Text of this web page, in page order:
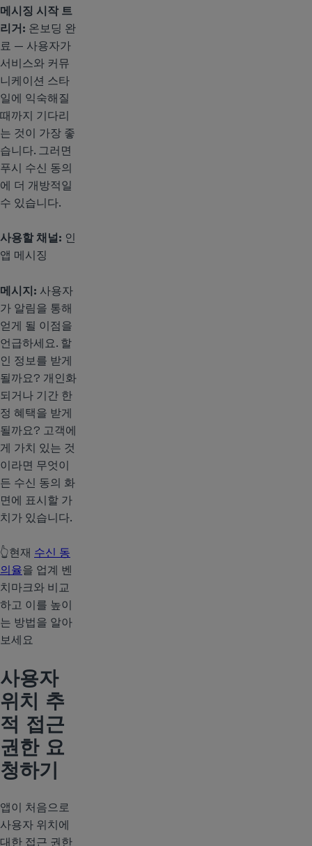
메시징 시작 트
리거: 온보딩 완
료 — 사용자가
서비스와 커뮤
니케이션 스타
일에 익숙해질
때까지 기다리
는 것이 가장 좋
습니다. 그러면
푸시 수신 동의
에 더 개방적일
수 있습니다.
사용할 채널: 인
앱 메시징
메시지: 사용자
가 알림을 통해
얻게 될 이점을
언급하세요. 할
인 정보를 받게
될까요? 개인화
되거나 기간 한
정 혜택을 받게
될까요? 고객에
게 가치 있는 것
이라면 무엇이
든 수신 동의 화
면에 표시할 가
치가 있습니다.
👆현재 수신 동
의율을 업계 벤
치마크와 비교
하고 이를 높이
는 방법을 알아
보세요
사용자
위치 추
적 접근
권한 요
청하기
앱이 처음으로
사용자 위치에
대한 접근 권한